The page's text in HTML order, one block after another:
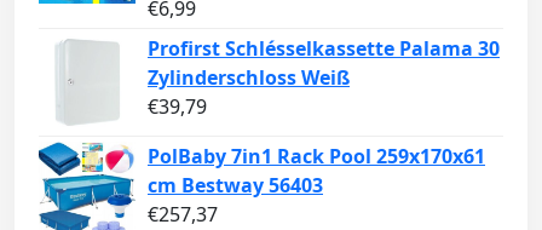
€6,99
Profirst Schlésselkassette Palama 30
Zylinderschloss Weiß
€39,79
PolBaby 7in1 Rack Pool 259x170x61
cm Bestway 56403
€257,37